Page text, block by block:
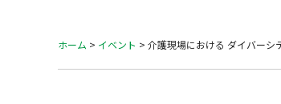
ホーム > イベント > 介護現場における ダイバー